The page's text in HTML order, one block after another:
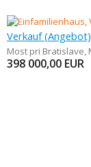
Verkauf
Most pri Bratislave,
398 000,00 EUR